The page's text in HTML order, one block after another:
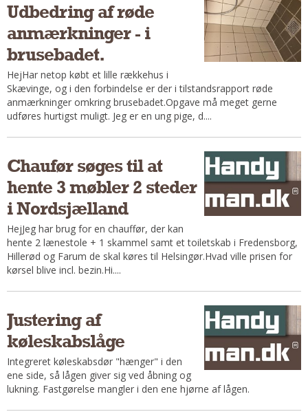
GARTNER
Beplantning
Belægning
Skadedyr
Om Værktøj
Andet
RENGØRING
Rengøring Af Overflader
Pletleksikon
Udbedring af røde
anmærkninger - i
brusebadet.
HejHar netop købt et lille rækkehus i
Skævinge, og i den forbindelse er der i tilstandsrapport røde
anmærkninger omkring brusebadet.Opgave må meget gerne
udføres hurtigst muligt. Jeg er en ung pige, d....
Chaufør søges til at
hente 3 møbler 2 steder
i Nordsjælland
HejJeg har brug for en chauffør, der kan
hente 2 lænestole + 1 skammel samt et toiletskab i Fredensborg,
Hillerød og Farum de skal køres til Helsingør.Hvad ville prisen for
kørsel blive incl. bezin.Hi....
Justering af
køleskabslåge
Integreret køleskabsdør "hænger" i den
ene side, så lågen giver sig ved åbning og
lukning. Fastgørelse mangler i den ene hjørne af lågen.